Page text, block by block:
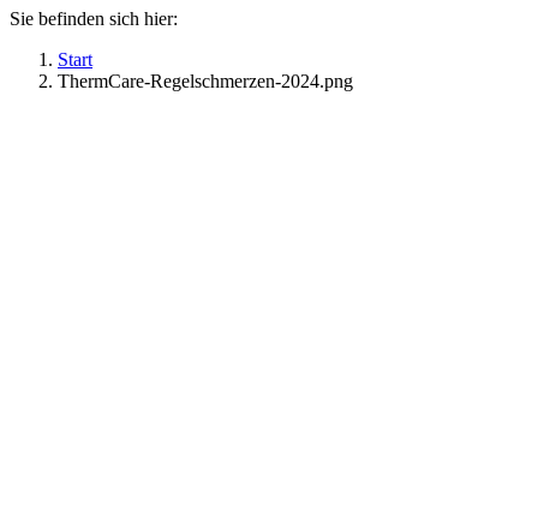
Sie befinden sich hier:
Start
ThermCare-Regelschmerzen-2024.png